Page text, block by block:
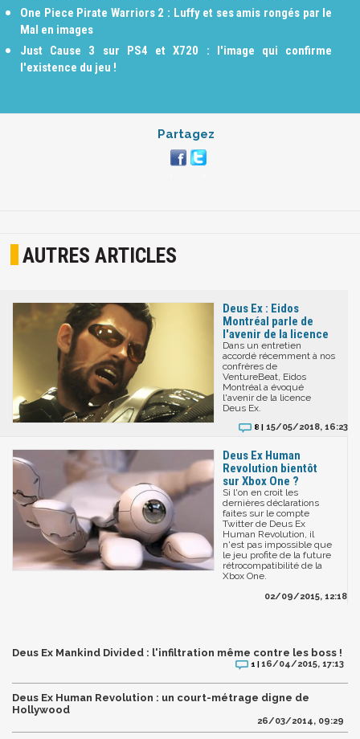
One Piece Pirate Warriors 2 : Luffy et ses amis rongés par le
Mal en images
Just Cause 3 sur PS4 et X720 : l'image qui confirme
l'existence du jeu !
Partagez
AUTRES ARTICLES
Deus Ex : Eidos
Montréal parle de
l'avenir de la licence
Dans un entretien
accordé récemment à nos
confrères de
VentureBeat, Eidos
Montréal a évoqué
l'avenir de la licence
Deus Ex.
8 | 15/05/2018, 16:23
Deus Ex Human
Revolution bientôt
sur Xbox One ?
Si l'on en croit les
dernières déclarations
faites sur le compte
Twitter de Deus Ex
Human Revolution, il
n'est pas impossible que
le jeu profite de la future
rétrocompatibilité de la
Xbox One.
02/09/2015, 12:18
Deus Ex Mankind Divided : l'infiltration même contre les boss !
1 |16/04/2015, 17:13
Deus Ex Human Revolution : un court-métrage digne de
Hollywood
26/03/2014, 09:29